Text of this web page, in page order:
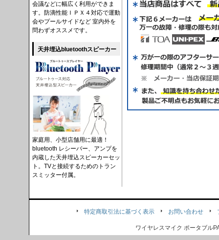
会議などに幅広く利用ができま
す。防滴性能ＩＰＸ４対応で運動
会やプールサイドなど 室内外を
問わずオススメです。
天井埋込bluetoothスピーカー
家庭用、小型店舗用に最適！
bluetooth レシーバー、アンプを
内蔵した天井埋込スピーカーセッ
ト。TVと接続するためのトラン
スミッター付属。
特定商取引法に基づく表示 お問い合わせ
ワイヤレスマイク ポータブル